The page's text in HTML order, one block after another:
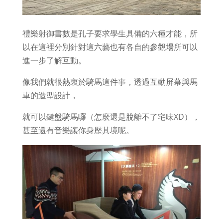
禮樂射御書數是孔子要求學生具備的六種才能，所
以在這裡分別針對這六藝也有各自的參觀場所可以
進一步了解互動。
像我們就很熱衷於騎馬這件事，透過互動屏幕與馬
車的造型設計，
就可以鍵盤騎馬囉（怎麼還是脫離不了宅味XD），
甚至還有音樂讓你身歷其境呢。